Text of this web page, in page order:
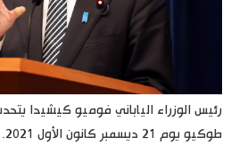
تجارب وآراء
الأكثر تفاعلا
اللغة اليابانية
موسوعة اليابان
تواصل معنا
رئيس الوزراء الياباني فوميو كيشيدا
طوكيو يوم 21 ديسمبر كانون الأول 2021. رويترز